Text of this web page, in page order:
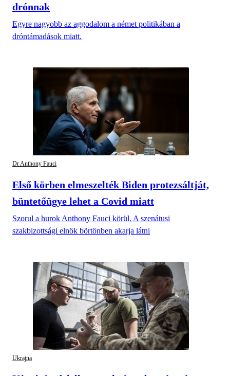
drónnak
Egyre nagyobb az aggodalom a német politikában a
dróntámadások miatt.
Dr Anthony Fauci
Első körben elmeszelték Biden protezsáltját,
büntetőügye lehet a Covid miatt
Szorul a hurok Anthony Fauci körül. A szenátusi
szakbizottsági elnök börtönben akarja látni
Ukrajna